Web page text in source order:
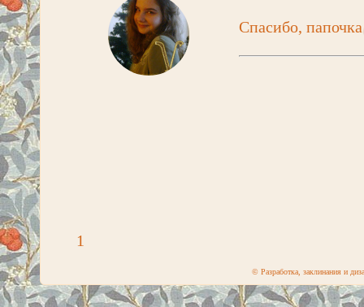
Спасибо, папочка
1
© Разработка, заклинания и